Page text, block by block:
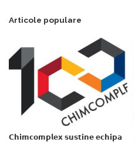
Articole populare
𝗖𝗵𝗶𝗺𝗰𝗼𝗺𝗽𝗹𝗲𝘅 𝘀𝘂𝘀𝘁𝗶𝗻𝗲 𝗲𝗰𝗵𝗶𝗽𝗮